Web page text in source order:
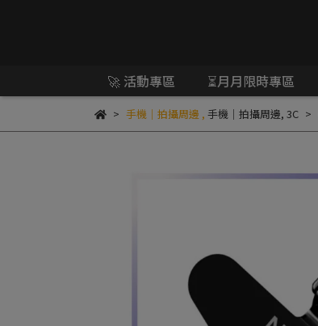
🚀 活動專區 ⏳月月限時專區
手機｜拍攝周邊 , 手機｜拍攝周邊, 3C